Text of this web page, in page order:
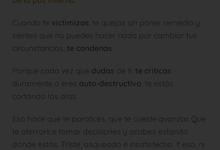
Cuando te victimizas, te quejas sin poner remedio y
sientes que no puedes hacer nada por cambiar tus
circunstancias, te condenas.
Porque cada vez que dudas de ti, te criticas
duramente o eres auto-destructivo, te estás
cortando las alas.
Eso hace que te paralices, que te cueste avanzar. Que
te aterrorice tomar decisiones y acabes estando
donde estás. Triste, asqueado e insatisfecho. Y eso, ni